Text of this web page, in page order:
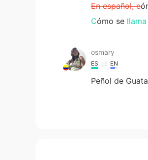
En español, c
Cómo se llama
osmary
ES EN
Peñol de